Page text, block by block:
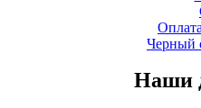
Черный
Наши